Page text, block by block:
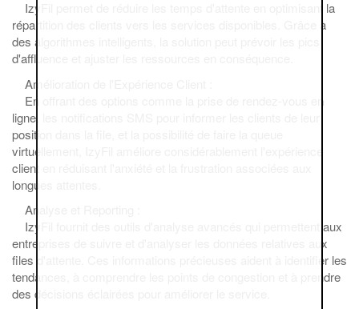
IzyFil permet de réduire les temps d'attente en optimisant la
répartition des clients vers les services disponibles. Grâce à
des algorithmes intelligents, la solution peut prévoir les pics
d'affluence et ajuster les ressources en conséquence.
Amélioration de l'Expérience Client :
En offrant des options comme la prise de rendez-vous en
ligne, les notifications SMS pour informer les clients de leur
position dans la file, et la possibilité de faire la queue
virtuellement, IzyFil améliore considérablement l'expérience
client en réduisant l'anxiété et la frustration associées aux
longues attentes.
Analyse et Reporting :
IzyFil fournit des outils d'analyse avancés qui permettent aux
entreprises de suivre et d'analyser les données relatives aux
files d'attente. Ces informations précieuses aident à identifier les
tendances, à comprendre les points de congestion et à prendre
des décisions éclairées pour améliorer le service.